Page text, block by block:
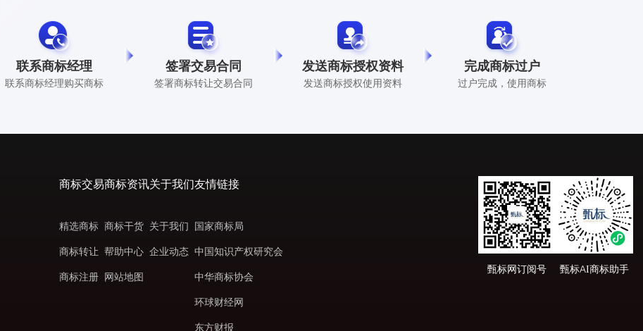
联系商标经理
联系商标经理购买商标
签署交易合同
签署商标转让交易合同
发送商标授权资料
发送商标授权使用资料
完成商标过户
过户完成，使用商标
商标交易
精选商标
商标转让
商标注册
商标资讯
商标干货
帮助中心
网站地图
关于我们
关于我们
企业动态
友情链接
国家商标局
中国知识产权研究会
中华商标协会
环球财经网
东方财报
甄标网订阅号 甄标AI商标助手